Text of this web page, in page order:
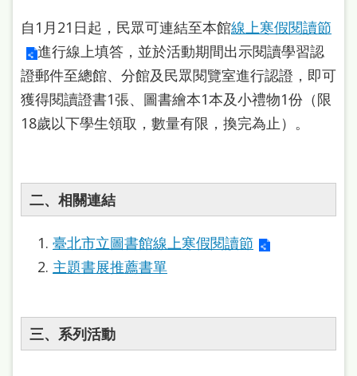
覽
閱
讀
網
版
雙
自1月21日起，民眾可連結至本館線上寒假閱讀節
進行線上填答，並於活動期間出示閱讀學習認
證郵件至總館、分館及民眾閱覽室進行認證，即可
獲得閱讀證書1張、圖書繪本1本及小禮物1份（限
18歲以下學生領取，數量有限，換完為止）。
二、相關連結
臺北市立圖書館線上寒假閱讀節
主題書展推薦書單
三、系列活動